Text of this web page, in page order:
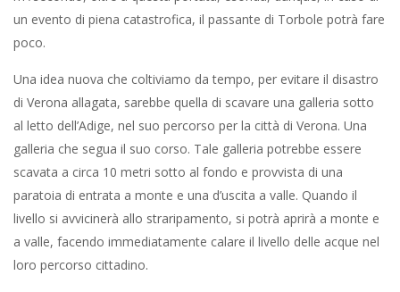
un evento di piena catastrofica, il passante di Torbole potrà fare
poco.
Una idea nuova che coltiviamo da tempo, per evitare il disastro
di Verona allagata, sarebbe quella di scavare una galleria sotto
al letto dell’Adige, nel suo percorso per la città di Verona. Una
galleria che segua il suo corso. Tale galleria potrebbe essere
scavata a circa 10 metri sotto al fondo e provvista di una
paratoia di entrata a monte e una d’uscita a valle. Quando il
livello si avvicinerà allo straripamento, si potrà aprirà a monte e
a valle, facendo immediatamente calare il livello delle acque nel
loro percorso cittadino.